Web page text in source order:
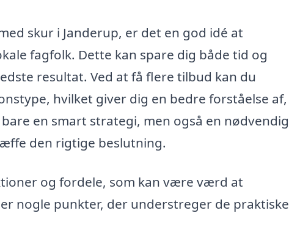
skur i Janderup, er det en god idé at
fagfolk. Dette kan spare dig både tid og
resultat. Ved at få flere tilbud kan du
hvilket giver dig en bedre forståelse af,
en smart strategi, men også en nødvendig
den rigtige beslutning.
og fordele, som kan være værd at
nogle punkter, der understreger de praktiske